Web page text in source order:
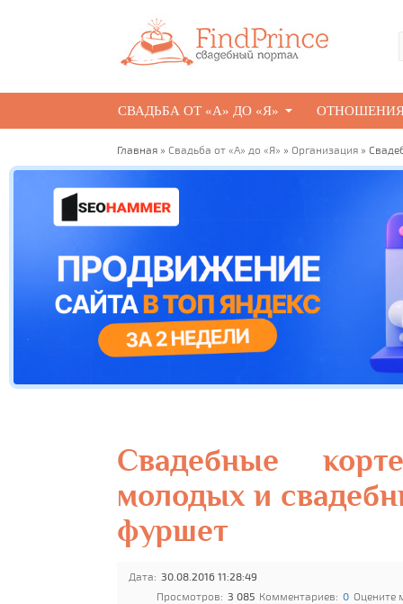
СВАДЬБА ОТ «А» ДО «Я»
Главная » Свадьба от «А» до «Я» » Организация »
Свадебные
молодых и
фуршет
Дата: 30.08.2016 11:28:49
Просмотров: 3 085 Комментариев: 0 Оцените